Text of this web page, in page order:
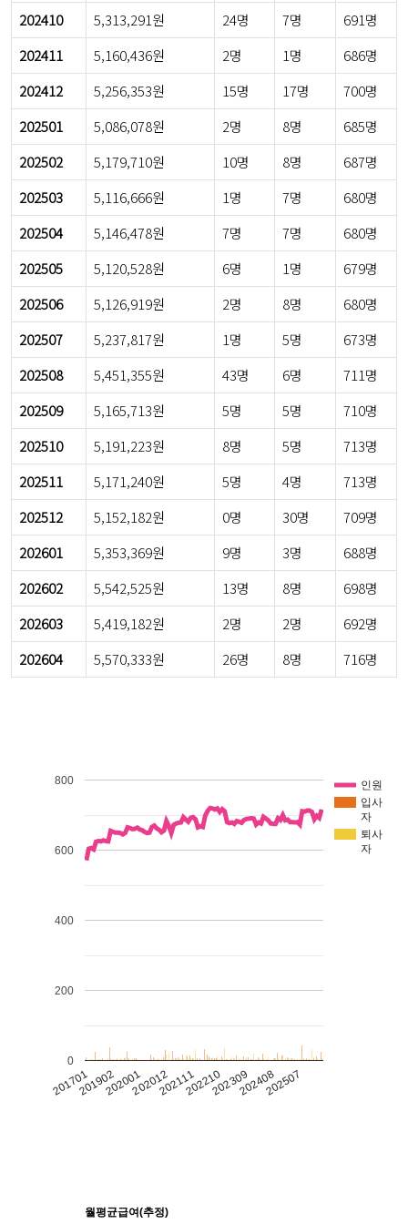
202410
5,313,291원 24명 7명
691명
202411
5,160,436원 2명 1명
686명
202412
5,256,353원 15명 17명
700명
202501
5,086,078원 2명 8명
685명
202502
5,179,710원 10명 8명
687명
202503
5,116,666원 1명 7명
680명
202504
5,146,478원 7명 7명
680명
202505
5,120,528원 6명 1명
679명
202506
5,126,919원 2명 8명
680명
202507
5,237,817원 1명 5명
673명
202508
5,451,355원 43명 6명
711명
202509
5,165,713원 5명 5명
710명
202510
5,191,223원 8명 5명
713명
202511
5,171,240원 5명 4명
713명
202512
5,152,182원 0명 30명
709명
202601
5,353,369원 9명 3명
688명
202602
5,542,525원 13명 8명
698명
202603
5,419,182원 2명 2명
692명
202604
5,570,333원 26명 8명 716명
인원
입사
자
퇴사
자
201701201902202001202012202111202210202309202408202507
0
200
400
600
800
월평균급여(추정)